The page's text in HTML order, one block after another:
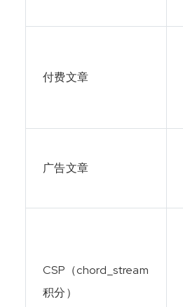
付费文章
广告文章
CSP（chord_stream
积分）